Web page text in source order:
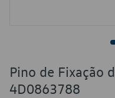
Pino de Fixação
4D0863788